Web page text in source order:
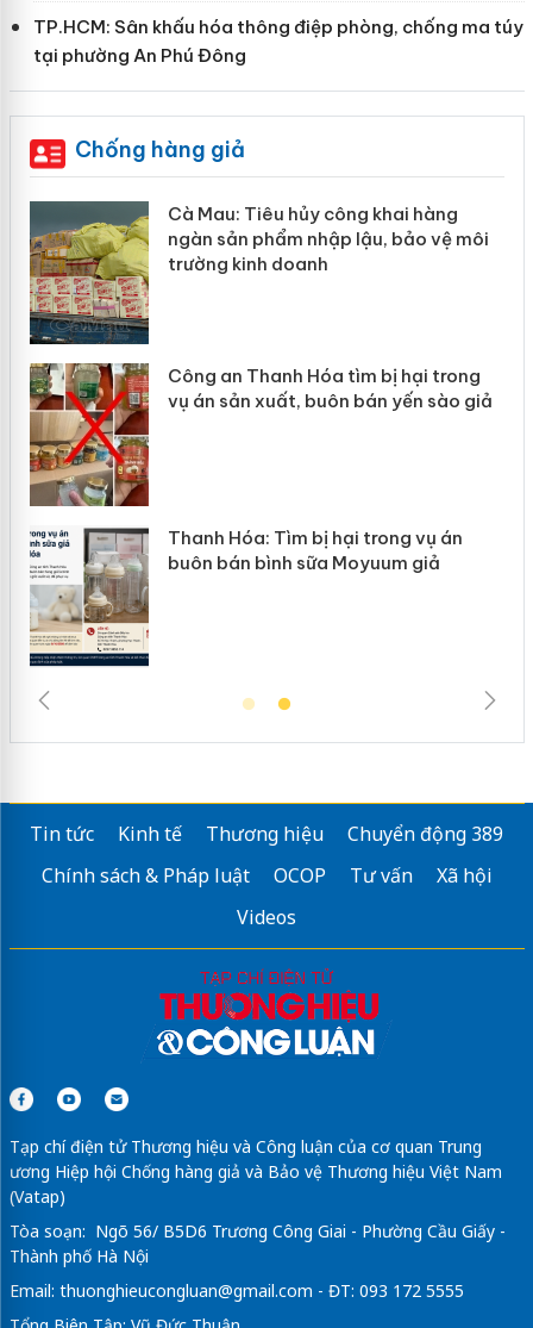
TP.HCM: Sân khấu hóa thông điệp phòng, chống ma túy
tại phường An Phú Đông
Chống hàng giả
lậu, bảo vệ môi
bị hại trong
bán yến sào giả
trong vụ án
giả
Khẩn trương xác minh, xử
Slimaura Care x3 sử dụng
giả mạo
Lào Cai xử lý 83 vụ vi
mại trong tháng 7
Hưng Yên: Xử lý 6 hộ kinh
hàng giả mạo nhãn hiệu
Tin tức Kinh tế Thương hiệu
Chuyển động 389
Chính sách & Pháp luật
OCOP Tư vấn
Xã hội
Videos
Tạp chí điện tử Thương hiệu và Công luận của cơ quan Trung
ương Hiệp hội Chống hàng giả và Bảo vệ Thương hiệu Việt Nam
(Vatap)
Tòa soạn: Ngõ 56/ B5D6 Trương Công Giai - Phường Cầu Giấy -
Thành phố Hà Nội
Email: thuonghieucongluan@gmail.com - ĐT: 093 172 5555